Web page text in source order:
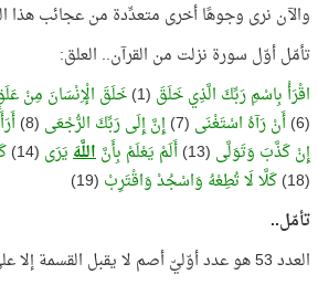
والآن نرى وجوهًا أخرى متعدِّدة من عجائب هذا
تأمّل أوّل سورة نزلت من القرآن.. العلق:
اقْرَأْ بِاسْمِ رَبِّكَ الَّذِي خَلَقَ (1) خَلَقَ الْإِنْسَانَ مِنْ
(6)
أَنْ رَآهُ اسْتَغْنَى (7) إِنَّ إِلَى رَبِّكَ الرُّجْعَى (8)
إِنْ كَذَّبَ وَتَوَلَّى (13) أَلَمْ يَعْلَمْ بِأَنَّاللَّهَيَرَى (14)
(18)
كَلَّا لَا تُطِعْهُ وَاسْجُدْ وَاقْتَرِبْ (19)
تأمّل..
العدد 53 هو عدد أوّليّ أصم لا يقبل القسمة إلا على نفسه أو الواحد.